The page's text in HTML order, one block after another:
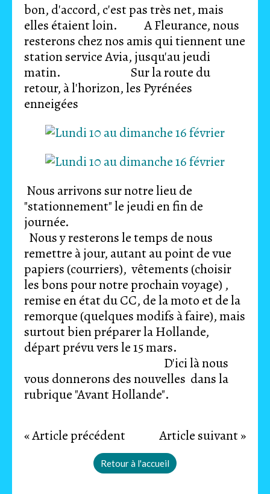
bon, d'accord, c'est pas très net, mais
elles étaient loin. A Fleurance, nous
resterons chez nos amis qui tiennent une
station service Avia, jusqu'au jeudi
matin. Sur la route du
retour, à l'horizon, les Pyrénées
enneigées
Nous arrivons sur notre lieu de
"stationnement" le jeudi en fin de
journée.
Nous y resterons le temps de nous
remettre à jour, autant au point de vue
papiers (courriers), vêtements (choisir
les bons pour notre prochain voyage) ,
remise en état du CC, de la moto et de la
remorque (quelques modifs à faire), mais
surtout bien préparer la Hollande,
départ prévu vers le 15 mars.
D'ici là nous
vous donnerons des nouvelles dans la
rubrique "Avant Hollande".
« Article précédent Article suivant »
Retour à l'accueil